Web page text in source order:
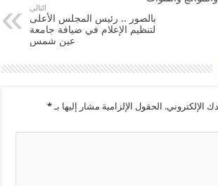
التالي
بالصور .. رئيس المجلس الأعلى
لتنظيم الإعلام في ضيافة جامعة
عين شمس
الإلكتروني. الحقول الإلزامية مشار إليها بـ*